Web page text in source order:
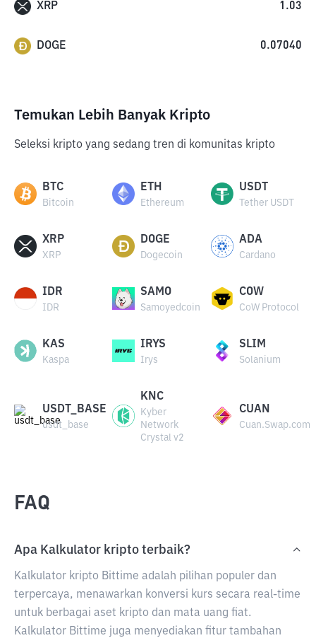
XRP 1.03
DOGE 0.07040
Temukan Lebih Banyak Kripto
Seleksi kripto yang sedang tren di komunitas kripto
BTC
Bitcoin
ETH
Ethereum
USDT
Tether USDT
XRP
XRP
DOGE
Dogecoin
ADA
Cardano
IDR
IDR
SAMO
Samoyedcoin
COW
CoW Protocol
KAS
Kaspa
IRYS
Irys
SLIM
Solanium
USDT_BASE
usdt_base
KNC
Kyber
Network
Crystal v2
CUAN
Cuan.Swap.com
FAQ
Apa Kalkulator kripto terbaik?
Kalkulator kripto Bittime adalah pilihan populer dan
terpercaya, menawarkan konversi kurs secara real-time
untuk berbagai aset kripto dan mata uang fiat.
Kalkulator Bittime juga menyediakan fitur tambahan